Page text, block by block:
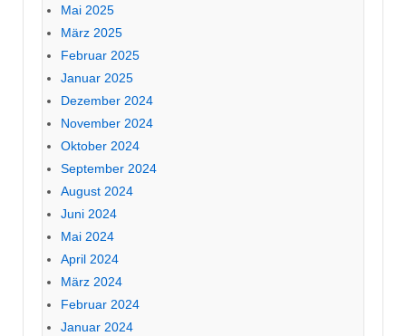
Mai 2025
März 2025
Februar 2025
Januar 2025
Dezember 2024
November 2024
Oktober 2024
September 2024
August 2024
Juni 2024
Mai 2024
April 2024
März 2024
Februar 2024
Januar 2024